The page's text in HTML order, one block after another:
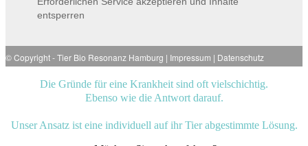
entsperren
© Copyright -Tier Bio Resonanz Hamburg | Impressum | Datenschutz
Die Gründe für eine Krankheit sind oft vielschichtig.
Ebenso wie die Antwort darauf.
Unser Ansatz ist eine individuell auf ihr Tier abgestimmte Lösung.